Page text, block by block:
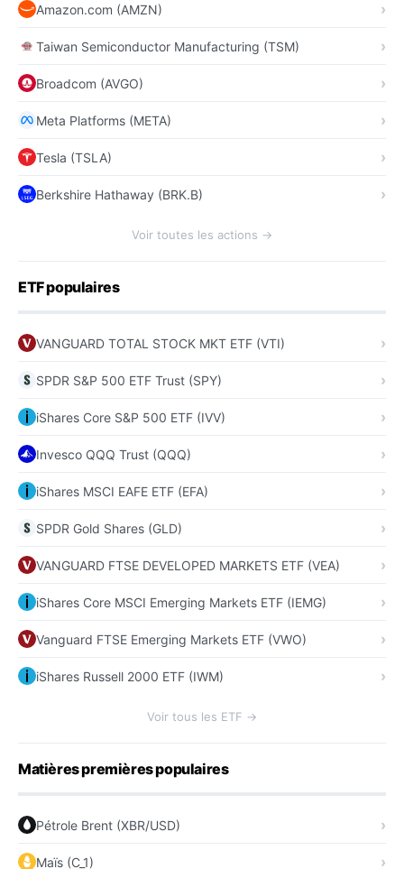
Amazon.com (AMZN)
Taiwan Semiconductor Manufacturing (TSM)
Broadcom (AVGO)
Meta Platforms (META)
Tesla (TSLA)
Berkshire Hathaway (BRK.B)
Voir toutes les actions →
ETF populaires
VANGUARD TOTAL STOCK MKT ETF (VTI)
SPDR S&P 500 ETF Trust (SPY)
iShares Core S&P 500 ETF (IVV)
Invesco QQQ Trust (QQQ)
iShares MSCI EAFE ETF (EFA)
SPDR Gold Shares (GLD)
VANGUARD FTSE DEVELOPED MARKETS ETF (VEA)
iShares Core MSCI Emerging Markets ETF (IEMG)
Vanguard FTSE Emerging Markets ETF (VWO)
iShares Russell 2000 ETF (IWM)
Voir tous les ETF →
Matières premières populaires
Pétrole Brent (XBR/USD)
Maïs (C_1)